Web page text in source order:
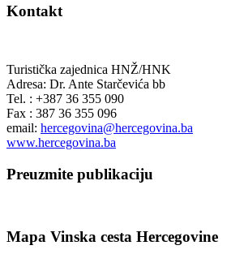
Kontakt
Turistička zajednica HNŽ/HNK
Adresa: Dr. Ante Starčevića bb
Tel. : +387 36 355 090
Fax : 387 36 355 096
email: hercegovina@hercegovina.ba
www.hercegovina.ba
Preuzmite publikaciju
Mapa Vinska cesta Hercegovine